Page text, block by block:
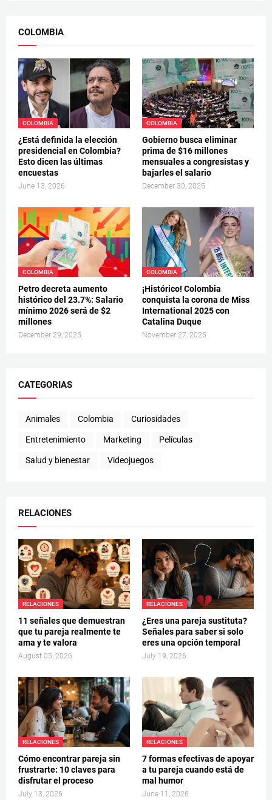
COLOMBIA
COLOMBIA
¿Está definida la elección
presidencial en Colombia?
Esto dicen las últimas
encuestas
June 13, 2026
COLOMBIA
Gobierno busca eliminar
prima de $16 millones
mensuales a congresistas y
bajarles el salario
December 30, 2025
COLOMBIA
Petro decreta aumento
histórico del 23.7%: Salario
mínimo 2026 será de $2
millones
December 29, 2025
COLOMBIA
¡Histórico! Colombia
conquista la corona de Miss
International 2025 con
Catalina Duque
November 27, 2025
CATEGORIAS
Animales Colombia Curiosidades
Entretenimiento Marketing Películas
Salud y bienestar Videojuegos
RELACIONES
RELACIONES
11 señales que demuestran
que tu pareja realmente te
ama y te valora
August 05, 2026
RELACIONES
¿Eres una pareja sustituta?
Señales para saber si solo
eres una opción temporal
July 19, 2026
RELACIONES
Cómo encontrar pareja sin
frustrarte: 10 claves para
disfrutar el proceso
July 13, 2026
RELACIONES
7 formas efectivas de apoyar
a tu pareja cuando está de
mal humor
June 11, 2026